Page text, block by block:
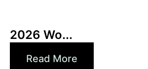
2026 Wo...
Read More